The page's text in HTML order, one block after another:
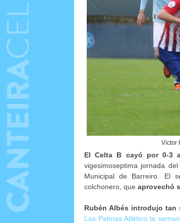
Víctor
El Celta B cayó por 0-3
vigesimoseptima jornada
Municipal de Barreiro. El
colchonero, que aprovechó
Rubén Albés introdujo
Las Palmas Atlético la